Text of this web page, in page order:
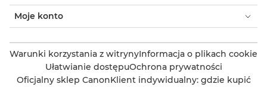
Moje konto
Warunki korzystania z witrynyInformacja o plikach cookie
Ułatwianie dostępuOchrona prywatności
Oficjalny sklep CanonKlient indywidualny: gdzie kupić